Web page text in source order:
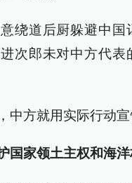
绕道后厨躲避中国
次郎未对中方代表
中方就用实际行动宣
国家领土主权和海洋